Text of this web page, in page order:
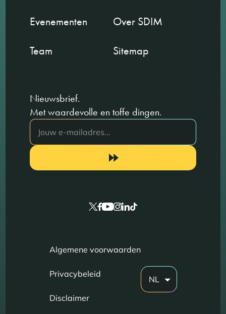
Evenementen
Over SDIM
Team
Sitemap
Nieuwsbrief.
Met waardevolle en toffe dingen.
Algemene voorwaarden
Privacybeleid
Disclaimer
NL